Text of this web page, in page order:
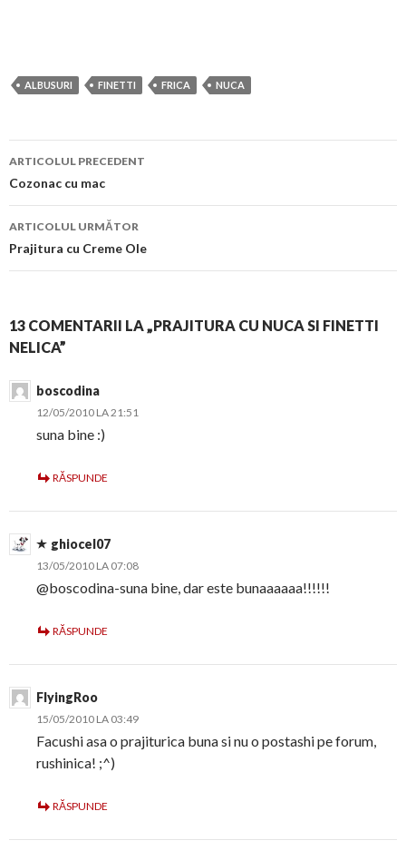
ALBUSURI FINETTI FRICA NUCA
Navigare
în
articol
ARTICOLUL PRECEDENT
Cozonac cu mac
ARTICOLUL URMĂTOR
Prajitura cu Creme Ole
13 COMENTARII LA „PRAJITURA CU NUCA SI FINETTI
NELICA”
boscodina
12/05/2010 LA 21:51
suna bine :)
RĂSPUNDE
ghiocel07
13/05/2010 LA 07:08
@boscodina-suna bine, dar este bunaaaaaa!!!!!!
RĂSPUNDE
FlyingRoo
15/05/2010 LA 03:49
Facushi asa o prajiturica buna si nu o postashi pe forum,
rushinica! ;^)
RĂSPUNDE